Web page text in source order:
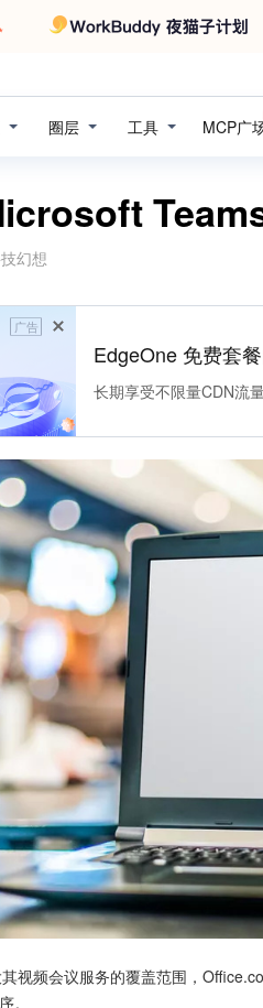
圈层 工具 MCP广
幻想
广告
EdgeOne 免费套
长期享受不限量CDN流
视频会议服务的覆盖范围，
。